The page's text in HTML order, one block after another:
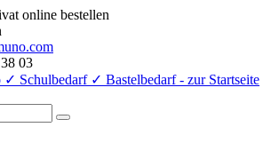
online bestellen
03